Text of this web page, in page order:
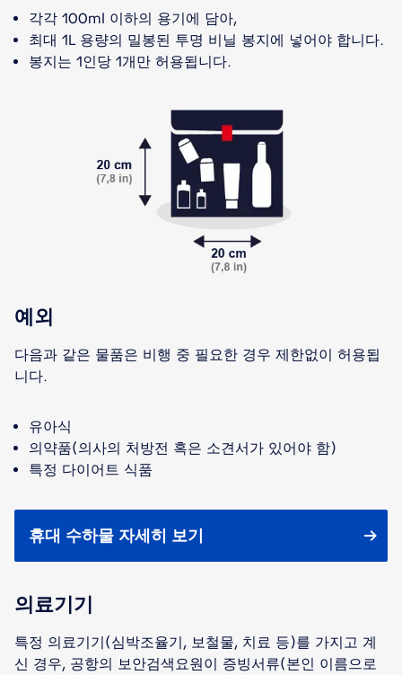
각각 100ml 이하의 용기에 담아,
최대 1L 용량의 밀봉된 투명 비닐 봉지에 넣어야 합니다.
봉지는 1인당 1개만 허용됩니다.
예외
다음과 같은 물품은 비행 중 필요한 경우 제한없이 허용됩
니다.
유아식
의약품(의사의 처방전 혹은 소견서가 있어야 함)
특정 다이어트 식품
휴대 수하물 자세히 보기
의료기기
특정 의료기기(심박조율기, 보철물, 치료 등)를 가지고 계
신 경우, 공항의 보안검색요원이 증빙서류(본인 이름으로